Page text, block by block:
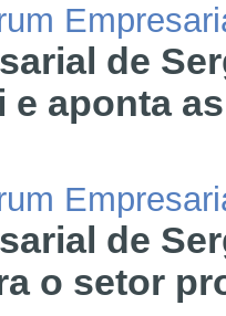
de
e aponta
de
o setor